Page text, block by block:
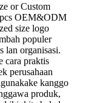
or Custom
OEM&ODM
size logo
populer
lan organisasi.
cara praktis
perusahaan
kanggo
produk,